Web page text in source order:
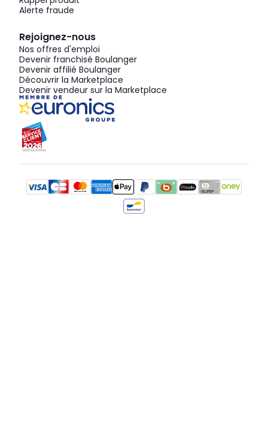
Alerte fraude
Rejoignez-nous
Nos offres d'emploi
Devenir franchisé Boulanger
Devenir affilié Boulanger
Découvrir la Marketplace
Devenir vendeur sur la Marketplace